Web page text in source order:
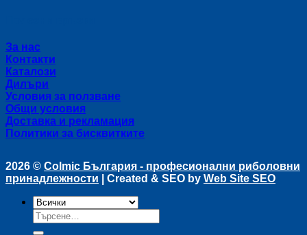
За нас
Контакти
Каталози
Дилъри
Условия за ползване
Общи условия
Доставка и рекламация
Политики за бисквитките
2026 © Colmic България - професионални риболовни
принадлежности | Created & SEO by Web Site SEO
Търсене
за: